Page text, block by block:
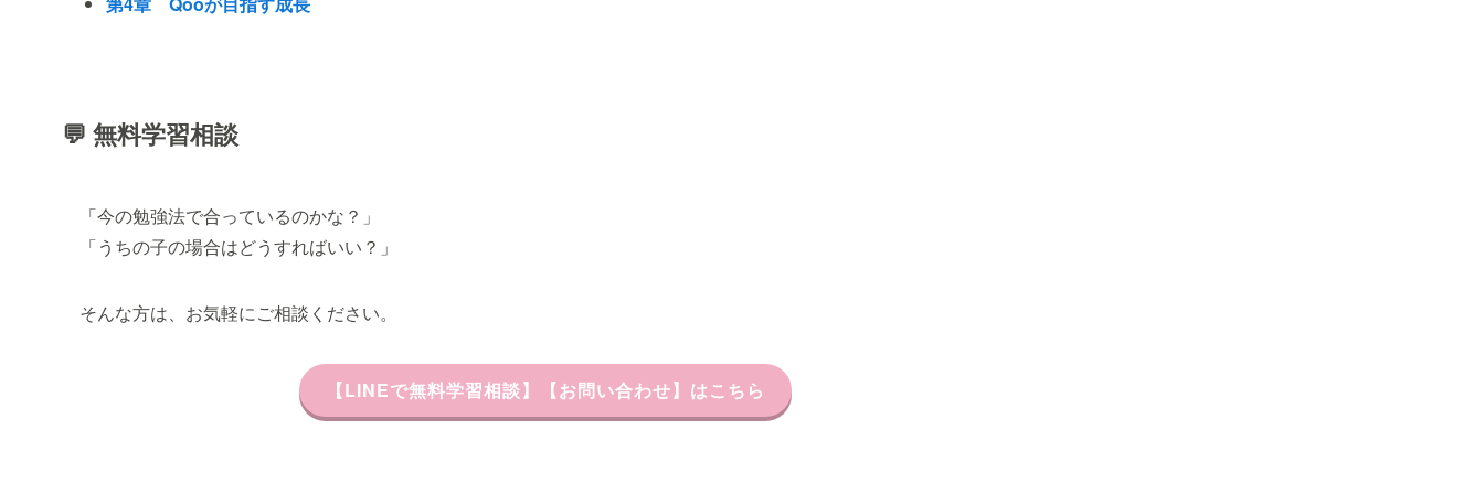
💬 無料学習相談
「今の勉強法で合っているのかな？」
「うちの子の場合はどうすればいい？」
そんな方は、お気軽にご相談ください。
【LINEで無料学習相談】【お問い合わせ】はこちら